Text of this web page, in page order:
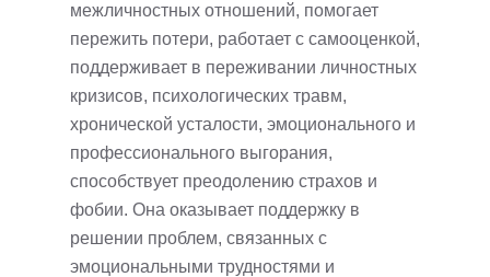
межличностных отношений, помогает
пережить потери, работает с самооценкой,
поддерживает в переживании личностных
кризисов, психологических травм,
хронической усталости, эмоционального и
профессионального выгорания,
способствует преодолению страхов и
фобии. Она оказывает поддержку в
решении проблем, связанных с
эмоциональными трудностями и